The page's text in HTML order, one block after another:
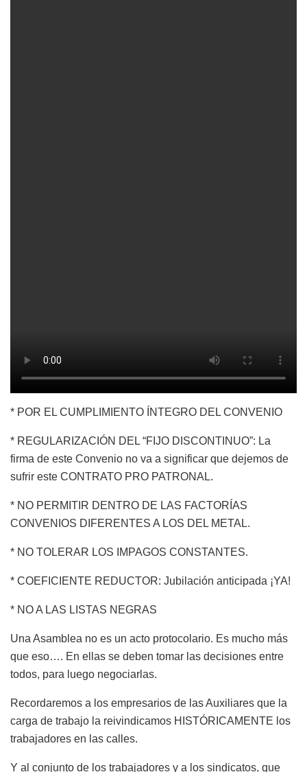
* POR EL CUMPLIMIENTO ÍNTEGRO DEL CONVENIO
* REGULARIZACIÓN DEL “FIJO DISCONTINUO”: La
firma de este Convenio no va a significar que dejemos de
sufrir este CONTRATO PRO PATRONAL.
* NO PERMITIR DENTRO DE LAS FACTORÍAS
CONVENIOS DIFERENTES A LOS DEL METAL.
* NO TOLERAR LOS IMPAGOS CONSTANTES.
* COEFICIENTE REDUCTOR: Jubilación anticipada ¡YA!
* NO A LAS LISTAS NEGRAS
Una Asamblea no es un acto protocolario. Es mucho más
que eso…. En ellas se deben tomar las decisiones entre
todos, para luego negociarlas.
Recordaremos a los empresarios de las Auxiliares que la
carga de trabajo la reivindicamos HISTÓRICAMENTE los
trabajadores en las calles.
Y al conjunto de los trabajadores y a los sindicatos, que